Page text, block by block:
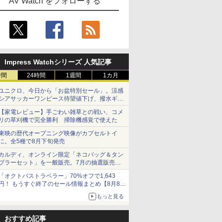
Impress Watchシリーズ 人気記事
24時間 1週間 1カ月
ニクロ、今日から「お盆特別セール」。涼感
アサッカーワンピース待望値下げ、撥水ギア
ョーツは1990円に
家電レビュー】手ごわい雑草との戦い、コメ
の草刈機で完全勝利 掃除機感覚で使えた
映の歴代オープニング映像がカプセルトイ
。全5種で8月下旬発売
ルディ、オンライン限定「ネコバッグ＆タン
ラーセット」を一般販売。7月の抽選販売の
選無効分
オクトパストラベラー」70%オフで1,643
！ もうすぐ終了のセール情報まとめ【8月8日
ンテンドーeショップでは「大神 絶景版」が
もっと見る
おすすめ記事